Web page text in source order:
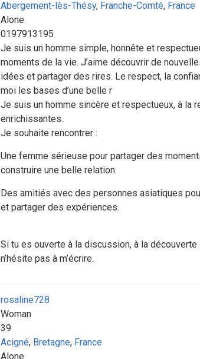
Abergement-lès-Thésy, Franche-Comté, France
Alone
0197913195
Je suis un homme simple, honnête et
moments de la vie. J’aime découvrir de
idées et partager des rires. Le respect, la
moi les bases d’une belle r
Je suis un homme sincère et respectueux, à la
enrichissantes.
Je souhaite rencontrer :
Une femme sérieuse pour partager des
construire une belle relation.
Des amitiés avec des personnes asiatiques
et partager des expériences.
Si tu es ouverte à la discussion, à la
n’hésite pas à m’écrire.
rosaline728
Woman
39
Acigné, Bretagne, France
Alone